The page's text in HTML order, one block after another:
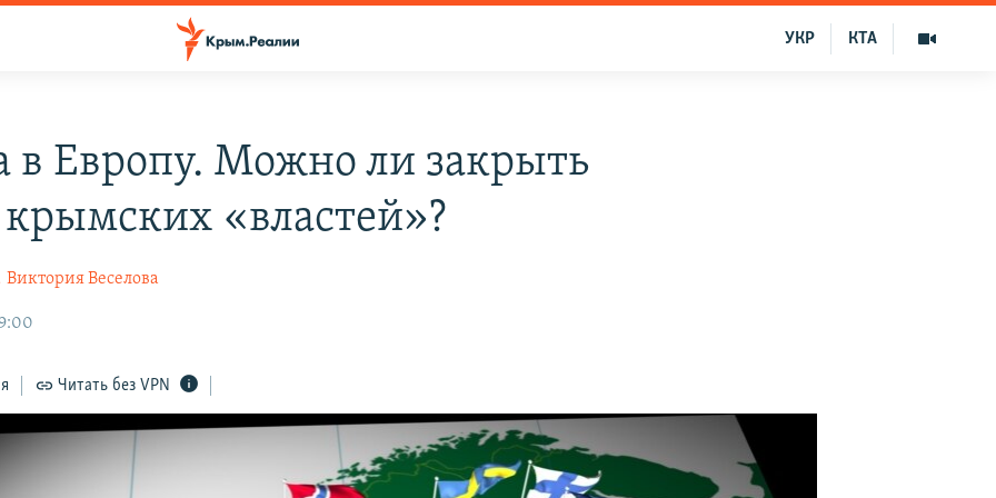
КТА
УКР
в Европу. Можно ли закрыть
крымских «властей»?
Виктория Веселова
Читать без VPN